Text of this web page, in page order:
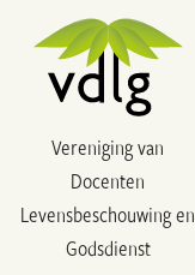
Vereniging van
Docenten
Levensbeschouwing en
Godsdienst